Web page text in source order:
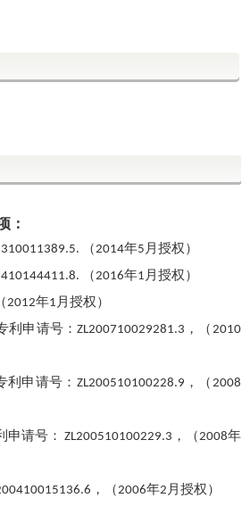
：
（2014年5 月授权）
（2016年1 月授权）
2012年1 月授权）
利申请号：ZL200710029281.3 ，（ 2010
利申请号： ZL200510100228.9 ，（ 2008
申请号： ZL200510100229.3 ，（2008年
，（2006年2 月授权）